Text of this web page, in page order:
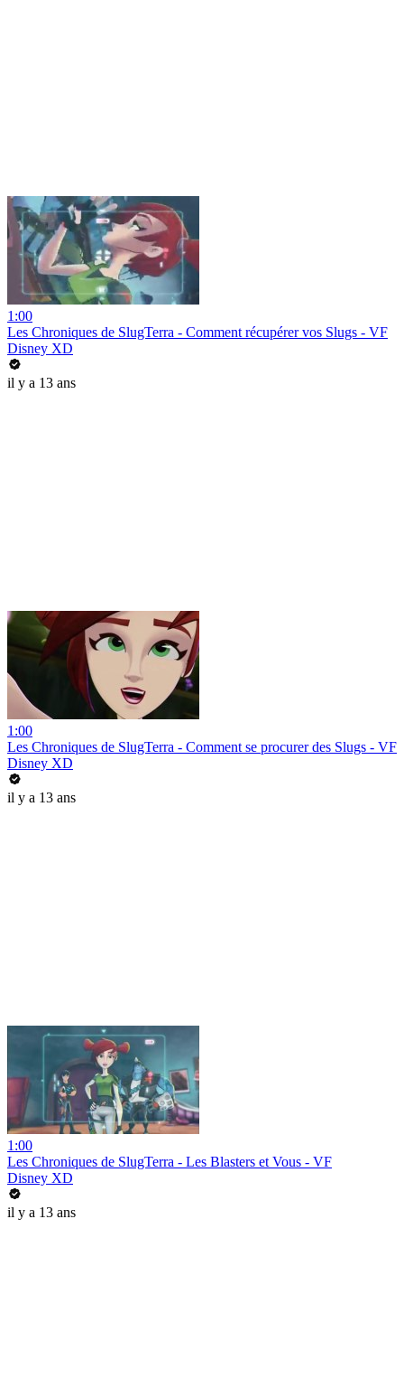
1:00
Les Chroniques de SlugTerra - Comment récupérer vos Slugs - VF
Disney XD
il y a 13 ans
1:00
Les Chroniques de SlugTerra - Comment se procurer des Slugs - VF
Disney XD
il y a 13 ans
1:00
Les Chroniques de SlugTerra - Les Blasters et Vous - VF
Disney XD
il y a 13 ans